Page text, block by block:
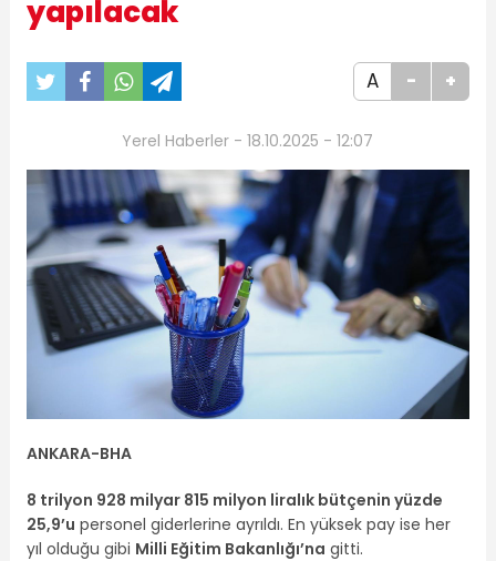
yapılacak
A - +
Yerel Haberler - 18.10.2025 - 12:07
ANKARA-BHA
8 trilyon 928 milyar 815 milyon liralık bütçenin yüzde
25,9’u personel giderlerine ayrıldı. En yüksek pay ise her
yıl olduğu gibi Milli Eğitim Bakanlığı’na gitti.